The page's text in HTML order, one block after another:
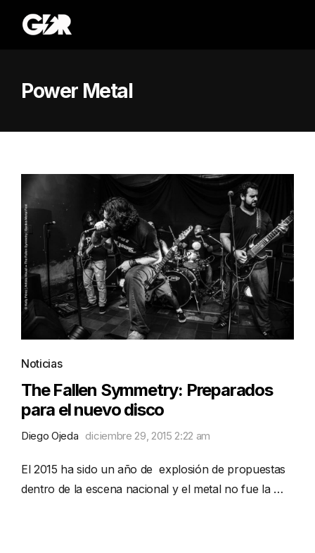
Power Metal
Noticias
The Fallen Symmetry: Preparados
para el nuevo disco
Diego Ojeda diciembre 29, 2015 2:22 am
El 2015 ha sido un año de explosión de propuestas
dentro de la escena nacional y el metal no fue la …